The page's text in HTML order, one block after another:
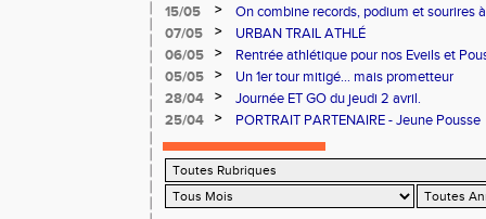
15/05
>
On combine records, podium et sourires
07/05
>
URBAN TRAIL ATHLÉ
06/05
>
Rentrée athlétique pour nos Eveils et
05/05
>
Un 1er tour mitigé... mais prometteur
28/04
>
Journée ET GO du jeudi 2 avril.
25/04
> PORTRAIT PARTENAIRE - Jeune Pousse